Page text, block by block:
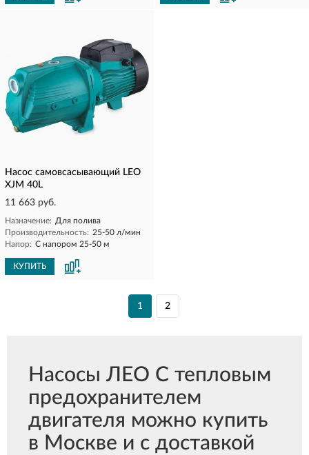
Насос самовсасывающий LEO
XJM 40L
11 663 руб.
Назначение: Для полива
Производительность: 25-50 л/мин
Напор: С напором 25-50 м
КУПИТЬ
1 2
Насосы ЛЕО С тепловым
предохранителем
двигателя можно купить
в Москве и с доставкой